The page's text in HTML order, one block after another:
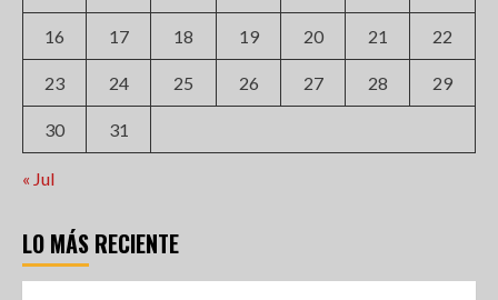
16 17 18 19 20 21 22
23 24 25 26 27 28 29
30 31
« Jul
LO MÁS RECIENTE